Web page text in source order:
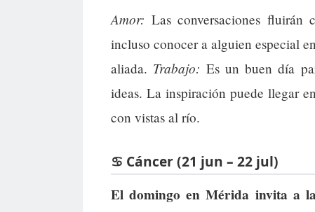
Amor: Las conversaciones
incluso conocer a alguien especial
aliada. Trabajo: Es un buen día
ideas. La inspiración puede llegar
con vistas al río.
♋ Cáncer (21 jun – 22 jul)
El domingo en Mérida invita a